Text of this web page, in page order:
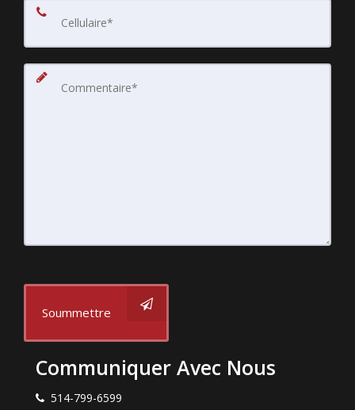
Soummettre
Communiquer Avec Nous
514-799-6599